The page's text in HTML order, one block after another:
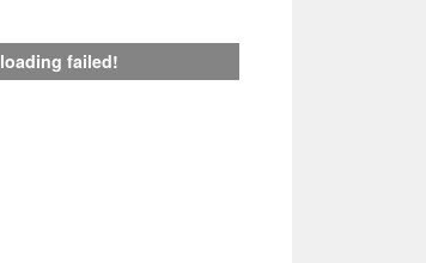
loading failed!